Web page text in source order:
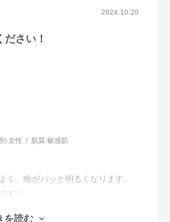
2024.10.20
さい！
:女性 肌質:敏感肌
く、瞼がパッと明るくなります。
す！
を読む